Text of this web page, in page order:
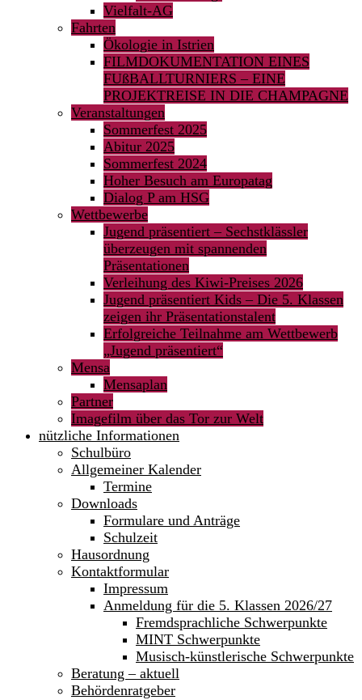
Vielfalt-AG
Fahrten
Ökologie in Istrien
FILMDOKUMENTATION EINES
FUßBALLTURNIERS – EINE
PROJEKTREISE IN DIE CHAMPAGNE
Veranstaltungen
Sommerfest 2025
Abitur 2025
Sommerfest 2024
Hoher Besuch am Europatag
Dialog P am HSG
Wettbewerbe
Jugend präsentiert – Sechstklässler
überzeugen mit spannenden
Präsentationen
Verleihung des Kiwi-Preises 2026
Jugend präsentiert Kids – Die 5. Klassen
zeigen ihr Präsentationstalent
Erfolgreiche Teilnahme am Wettbewerb
„Jugend präsentiert“
Mensa
Mensaplan
Partner
Imagefilm über das Tor zur Welt
nützliche Informationen
Schulbüro
Allgemeiner Kalender
Termine
Downloads
Formulare und Anträge
Schulzeit
Hausordnung
Kontaktformular
Impressum
Anmeldung für die 5. Klassen 2026/27
Fremdsprachliche Schwerpunkte
MINT Schwerpunkte
Musisch-künstlerische Schwerpunkte
Beratung – aktuell
Behördenratgeber